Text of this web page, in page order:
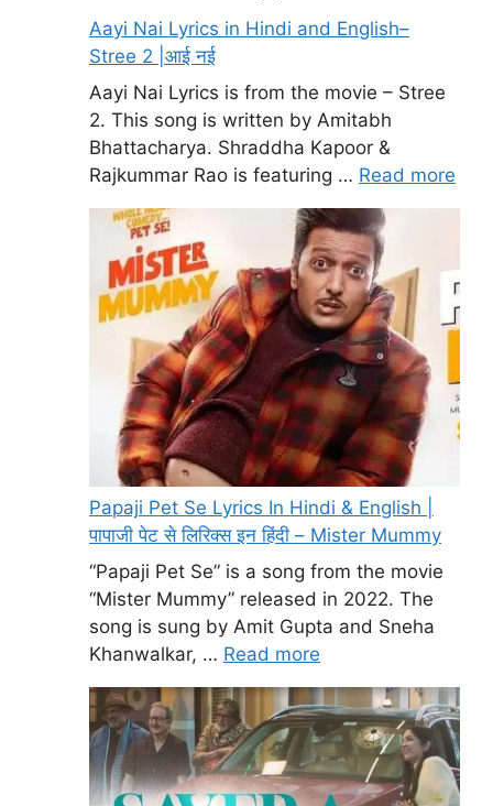
Aayi Nai Lyrics in Hindi and English–
Stree 2 |आई नई
Aayi Nai Lyrics is from the movie – Stree
2. This song is written by Amitabh
Bhattacharya. Shraddha Kapoor &
Rajkummar Rao is featuring … Read more
Papaji Pet Se Lyrics In Hindi & English |
पापाजी पेट से लिरिक्स इन हिंदी – Mister Mummy
“Papaji Pet Se” is a song from the movie
“Mister Mummy” released in 2022. The
song is sung by Amit Gupta and Sneha
Khanwalkar, … Read more